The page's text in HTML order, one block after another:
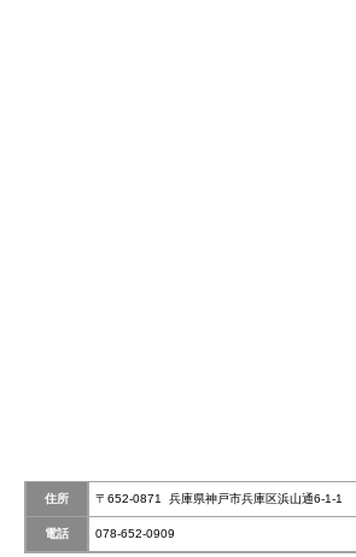
住所 〒652-0871 兵庫県神戸市兵庫区浜山通6-1-1
電話 078-652-0909